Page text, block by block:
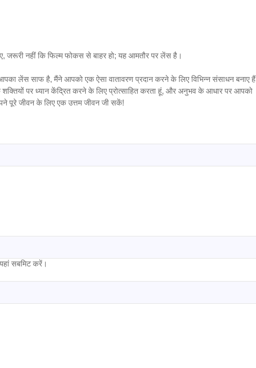
जरूरी नहीं कि फिल्म फोकस से बाहर हो; यह आमतौर पर लेंस है।
लेंस साफ है, मैंने आपको एक ऐसा वातावरण प्रदान करने के लिए विभिन्न संसाधन बनाए हैं
पर ध्यान केंद्रित करने के लिए प्रोत्साहित करता हूं, और अनुभव के आधार पर आपको
पूरे जीवन के लिए एक उत्तम जीवन जी सकें!
सबमिट करें।